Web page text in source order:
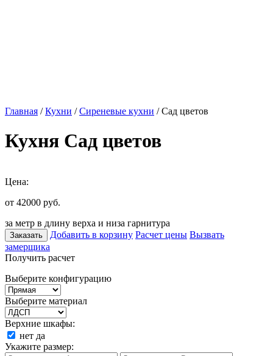
Главная /Кухни /Сиреневые кухни / Сад цветов
Кухня Сад цветов
Цена:
от 42000 руб.
за метр в длину верха и низа гарнитура
Заказать Добавить в корзину Расчет цены Вызвать
замерщика
Получить расчет
Выберите конфигурацию
Выберите материал
Верхние шкафы:
нет да
Укажите размер: